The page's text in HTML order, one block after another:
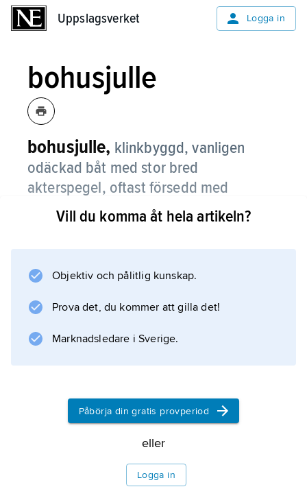
Uppslagsverket Logga in
bohusjulle
bohusjulle, klinkbyggd, vanligen
odäckad båt med stor bred
akterspegel, oftast försedd med
sprisegelrigg.
Vill du komma åt hela artikeln?
Objektiv och pålitlig kunskap.
Prova det, du kommer att gilla det!
Marknadsledare i Sverige.
Påbörja din gratis provperiod
eller
Logga in